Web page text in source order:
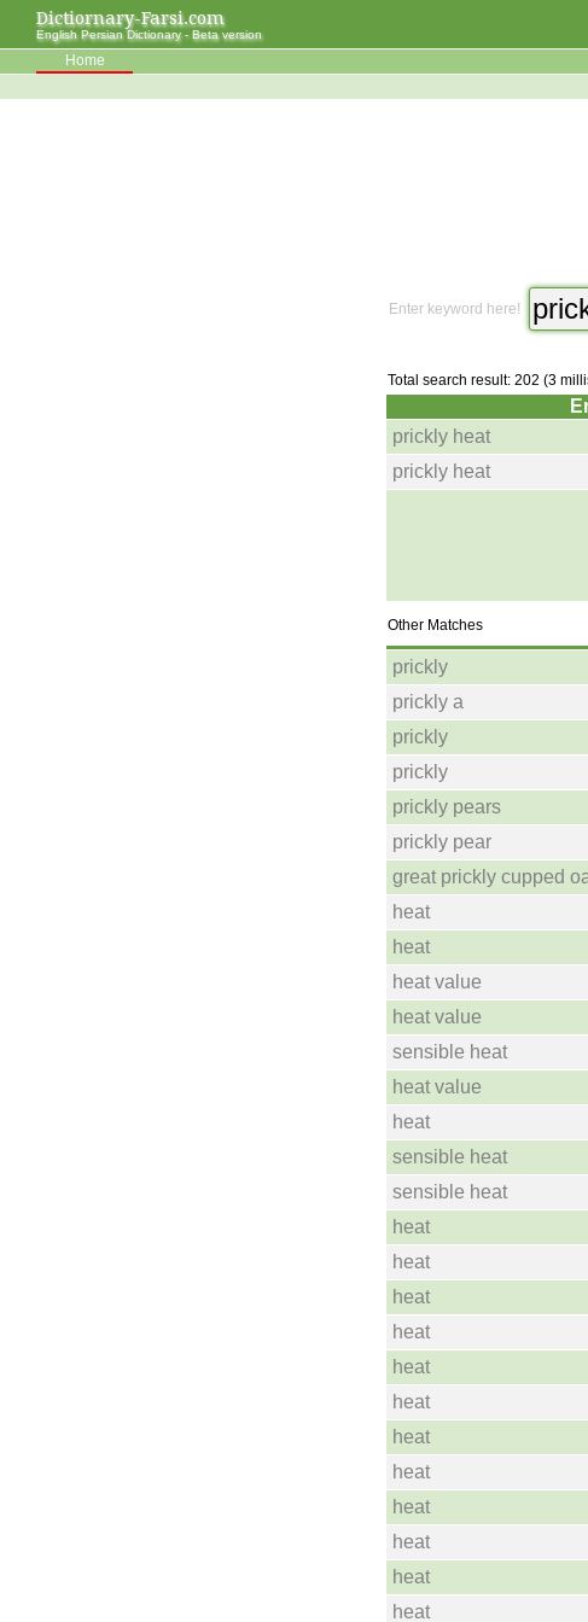
Dictiornary-Farsi.com
English Persian Dictionary - Beta version
Home
Enter keyword here!
Total search result: 202 (3
prickly heat
prickly heat
Other Matches
prickly
prickly a
prickly
prickly
prickly pears
prickly pear
great prickly cupped
heat
heat
heat value
heat value
sensible heat
heat value
heat
sensible heat
sensible heat
heat
heat
heat
heat
heat
heat
heat
heat
heat
heat
heat
heat